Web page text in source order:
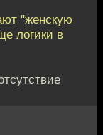
"женскую
логики в